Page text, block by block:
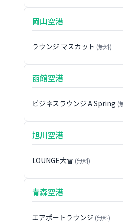
岡山空港
ラウンジ マスカット (無料)
函館空港
ビジネスラウンジ A Spring (
旭川空港
LOUNGE大雪 (無料)
青森空港
エアポートラウンジ (無料)